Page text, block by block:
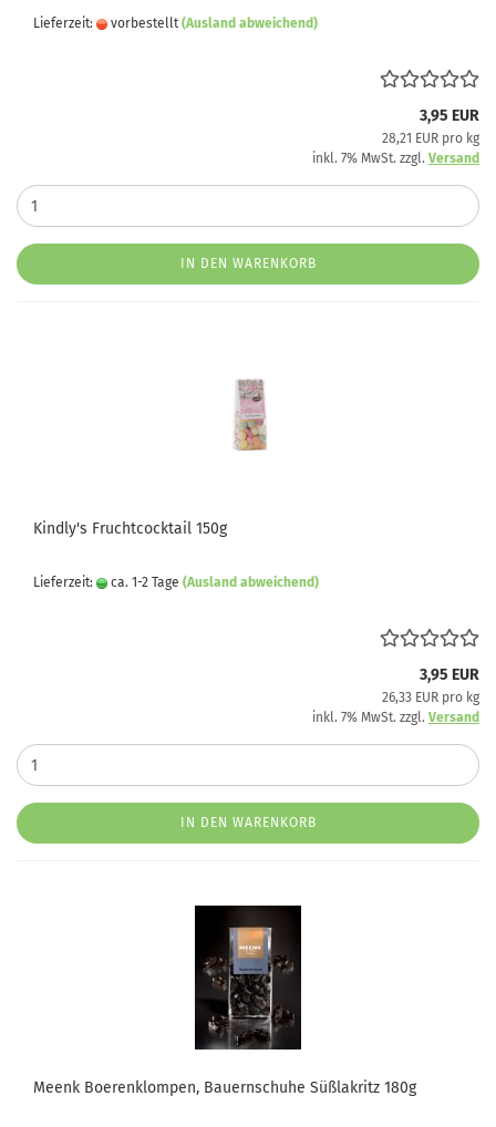
Lieferzeit: vorbestellt (Ausland abweichend)
3,95 EUR
28,21 EUR pro kg
inkl. 7% MwSt. zzgl. Versand
IN DEN WARENKORB
Kindly's Fruchtcocktail 150g
Lieferzeit: ca. 1-2 Tage (Ausland abweichend)
3,95 EUR
26,33 EUR pro kg
inkl. 7% MwSt. zzgl. Versand
IN DEN WARENKORB
Meenk Boerenklompen, Bauernschuhe Süßlakritz 180g